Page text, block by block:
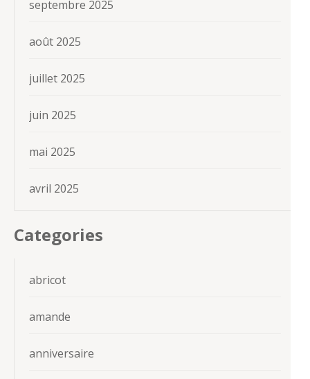
septembre 2025
août 2025
juillet 2025
juin 2025
mai 2025
avril 2025
Categories
abricot
amande
anniversaire